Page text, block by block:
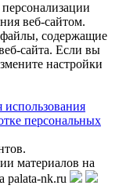
веб-сайтом.
содержащие
сайта. Если вы
настройки
использования
персональных
материалов на
palata-nk.ru